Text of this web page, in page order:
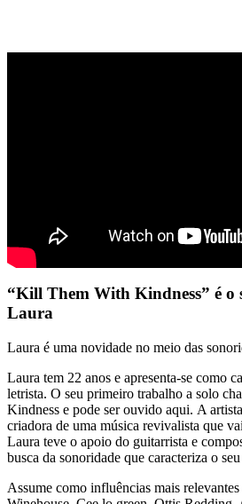
“Kill Them With Kindness” é o
Laura
Laura é uma novidade no meio das
Laura tem 22 anos e apresenta-se como
letrista. O seu primeiro trabalho a solo
Kindness e pode ser ouvido aqui. A
criadora de uma música revivalista que
Laura teve o apoio do guitarrista e
busca da sonoridade que caracteriza o
Assume como influências mais